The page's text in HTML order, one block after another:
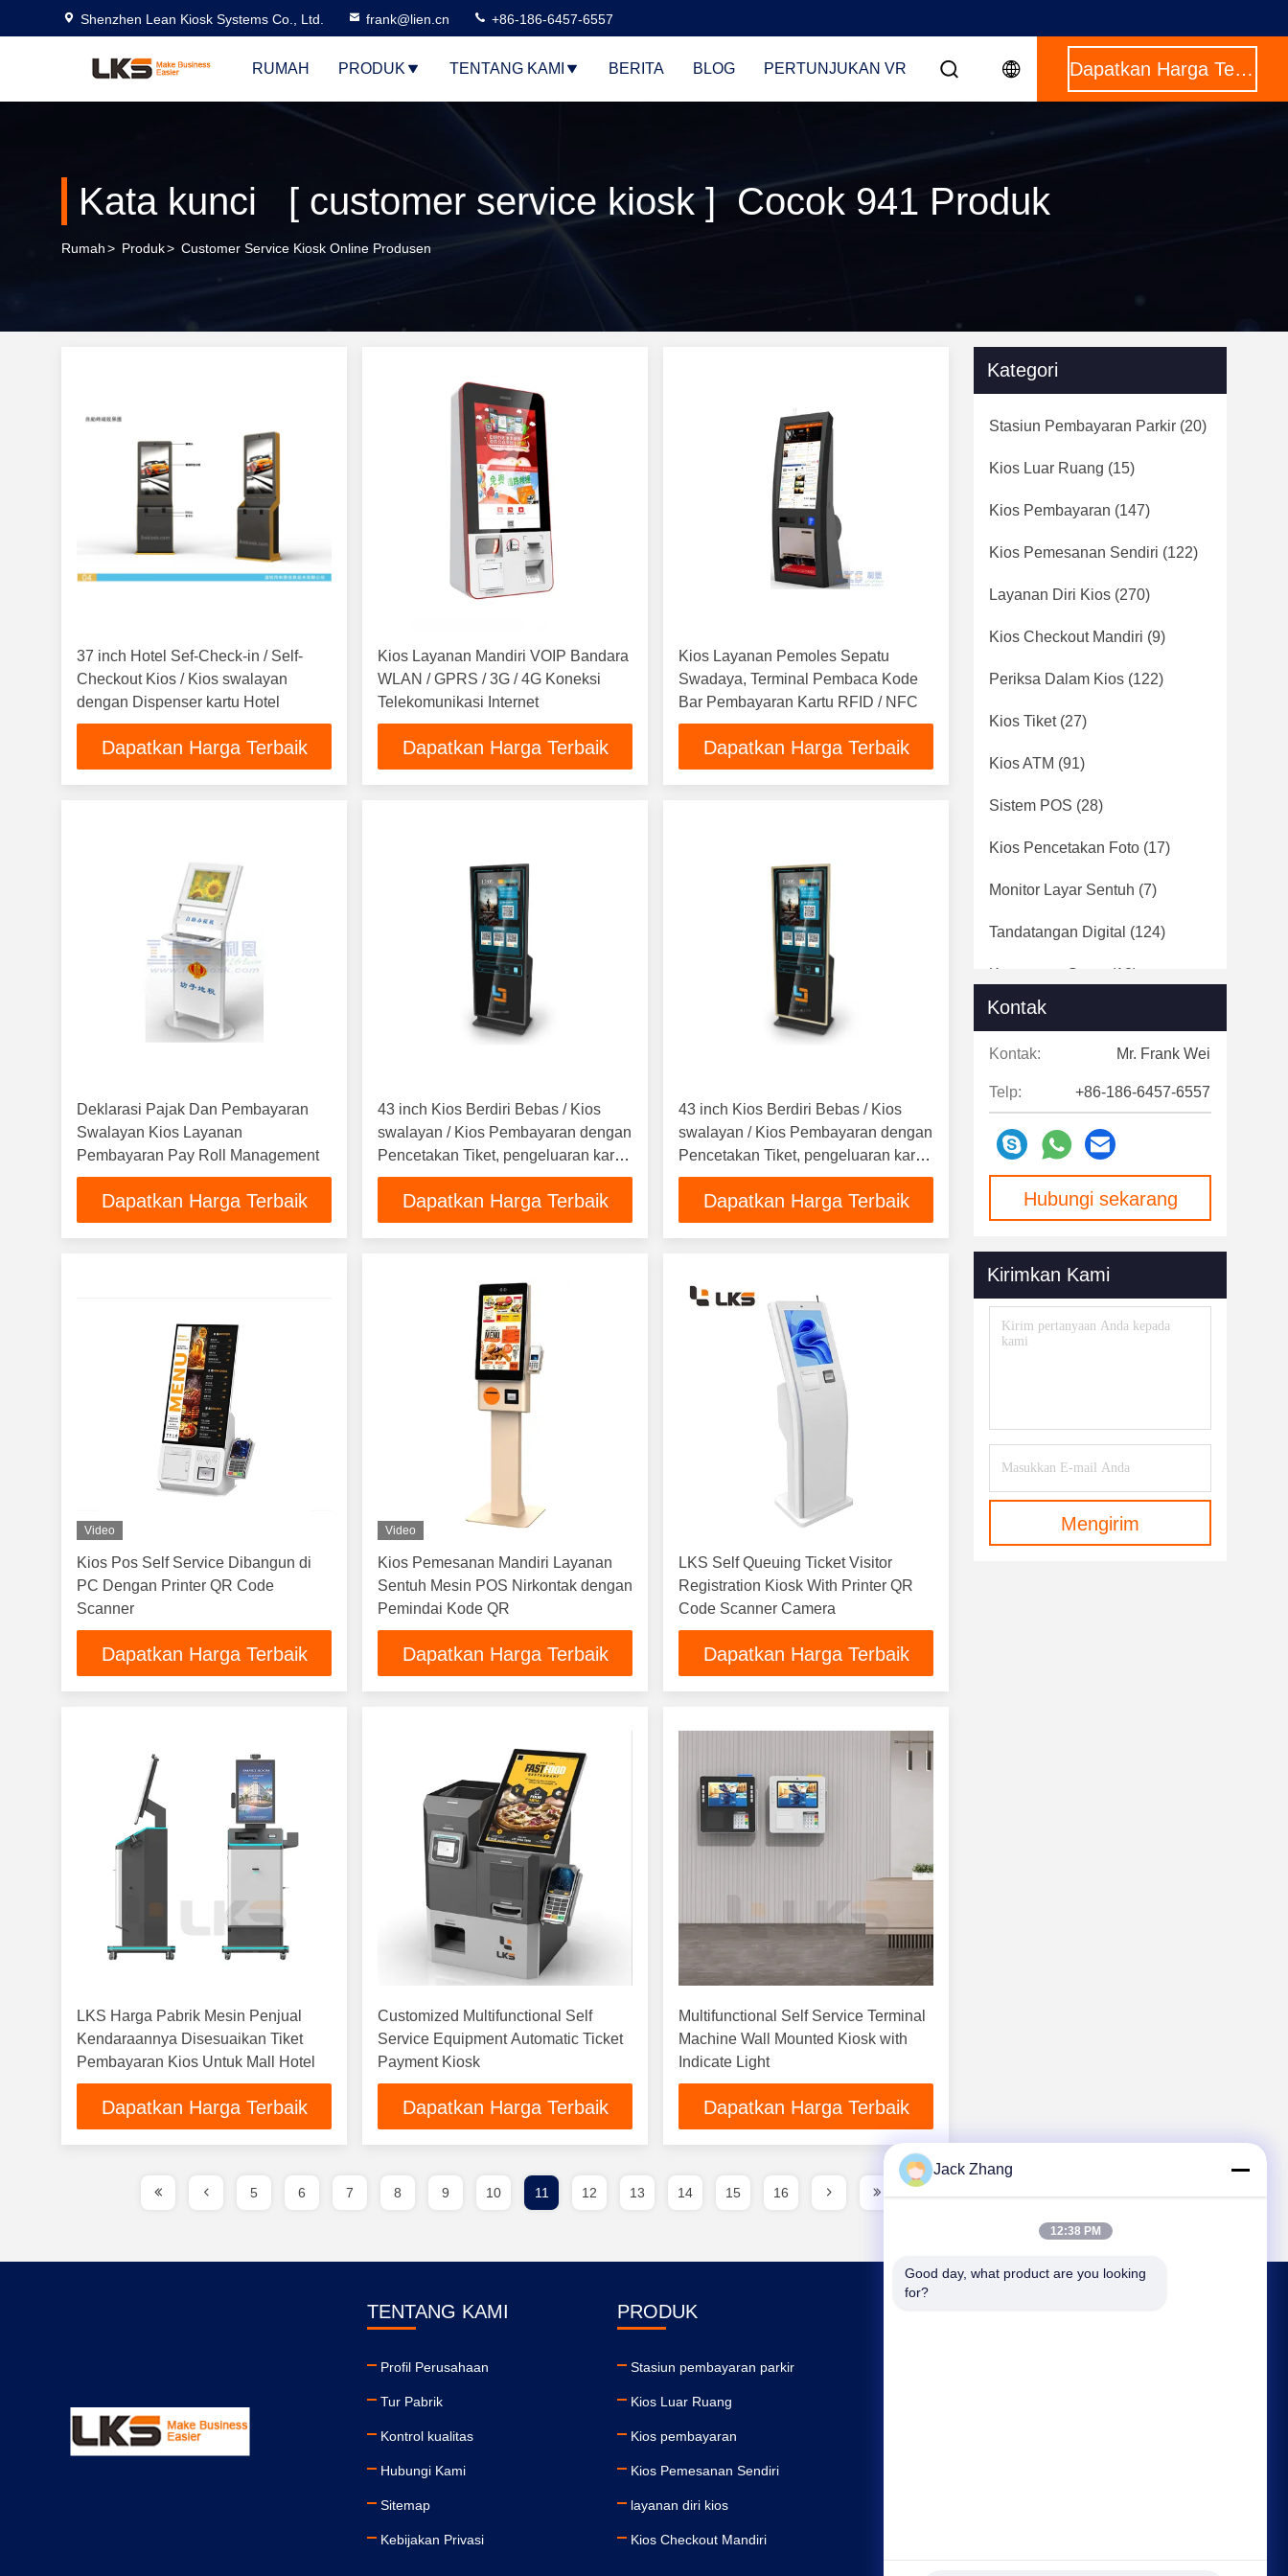
Shenzhen Lean Kiosk Systems Co., Ltd. frank@lien.cn +86-186-6457-6557
RUMAH PRODUK TENTANG KAMI BERITA BLOG PERTUNJUKAN VR Dapatkan Harga Terbaik
Kata kunci [ customer service kiosk ] Cocok 941 Produk
Rumah> Produk> Customer Service Kiosk Online Produsen
37 inch Hotel Sef-Check-in / Self-
Checkout Kios / Kios swalayan
dengan Dispenser kartu Hotel
Dapatkan Harga Terbaik
Kios Layanan Mandiri VOIP Bandara
WLAN / GPRS / 3G / 4G Koneksi
Telekomunikasi Internet
Dapatkan Harga Terbaik
Kios Layanan Pemoles Sepatu
Swadaya, Terminal Pembaca Kode
Bar Pembayaran Kartu RFID / NFC
Dapatkan Harga Terbaik
Deklarasi Pajak Dan Pembayaran
Swalayan Kios Layanan
Pembayaran Pay Roll Management
Dapatkan Harga Terbaik
43 inch Kios Berdiri Bebas / Kios
swalayan / Kios Pembayaran dengan
Pencetakan Tiket, pengeluaran kartu
& pembayaran tunai oleh LKS
Dapatkan Harga Terbaik
43 inch Kios Berdiri Bebas / Kios
swalayan / Kios Pembayaran dengan
Pencetakan Tiket, pengeluaran kartu
& pembayaran tunai oleh LKS
Dapatkan Harga Terbaik
Video
Kios Pos Self Service Dibangun di
PC Dengan Printer QR Code
Scanner
Dapatkan Harga Terbaik
Video
Kios Pemesanan Mandiri Layanan
Sentuh Mesin POS Nirkontak dengan
Pemindai Kode QR
Dapatkan Harga Terbaik
LKS Self Queuing Ticket Visitor
Registration Kiosk With Printer QR
Code Scanner Camera
Dapatkan Harga Terbaik
LKS Harga Pabrik Mesin Penjual
Kendaraannya Disesuaikan Tiket
Pembayaran Kios Untuk Mall Hotel
Dapatkan Harga Terbaik
Customized Multifunctional Self
Service Equipment Automatic Ticket
Payment Kiosk
Dapatkan Harga Terbaik
Multifunctional Self Service Terminal
Machine Wall Mounted Kiosk with
Indicate Light
Dapatkan Harga Terbaik
Kategori
Stasiun Pembayaran Parkir (20)
Kios Luar Ruang (15)
Kios Pembayaran (147)
Kios Pemesanan Sendiri (122)
Layanan Diri Kios (270)
Kios Checkout Mandiri (9)
Periksa Dalam Kios (122)
Kios Tiket(27)
Kios ATM (91)
Sistem POS (28)
Kios Pencetakan Foto (17)
Monitor Layar Sentuh (7)
Tandatangan Digital (124)
Kecepatan Gates (12)
Kontak
Kontak: Mr. Frank Wei
Telp: +86-186-6457-6557
Hubungi sekarang
Kirimkan Kami
Mengirim
5 6 7 8 9 10 11 12 13 14 15 16
TENTANG KAMI
Profil Perusahaan
Tur Pabrik
Kontrol kualitas
Hubungi Kami
Sitemap
Kebijakan Privasi
PRODUK
Stasiun pembayaran parkir
Kios Luar Ruang
Kios pembayaran
Kios Pemesanan Sendiri
layanan diri kios
Kios Checkout Mandiri
Jack Zhang
12:38 PM
Good day, what product are you looking
for?